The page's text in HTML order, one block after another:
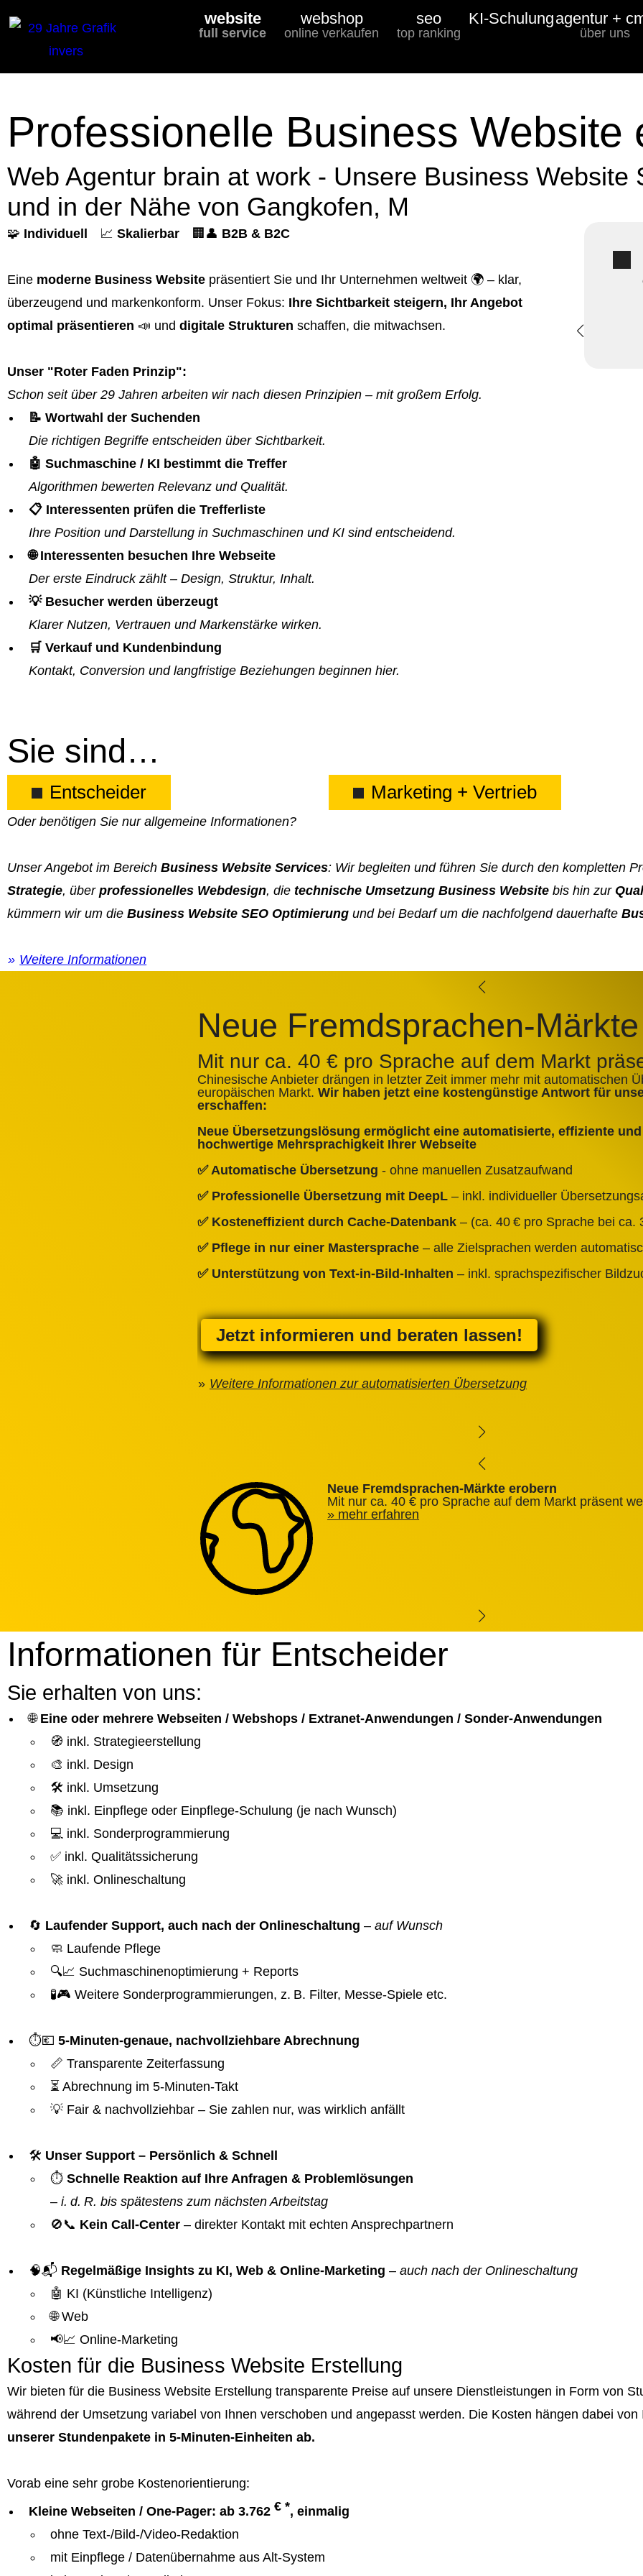
website
full service
webshop
online verkaufen
seo
top ranking
KI-Schulungagentur +
über uns
Professionelle Business Website
Web Agentur brain at work - Unsere Business Website
und in der Nähe von Gangkofen, M
🧩 Individuell 📈 Skalierbar 🏢👤 B2B & B2C
Eine moderne Business Website präsentiert Sie und Ihr Unternehmen weltweit 🌍 – klar,
überzeugend und markenkonform. Unser Fokus: Ihre Sichtbarkeit steigern, Ihr Angebot
optimal präsentieren 📣 und digitale Strukturen schaffen, die mitwachsen.
Unser "Roter Faden Prinzip":
Schon seit über 29 Jahren arbeiten wir nach diesen Prinzipien – mit großem Erfolg.
📝 Wortwahl der Suchenden
Die richtigen Begriffe entscheiden über Sichtbarkeit.
🤖 Suchmaschine / KI bestimmt die Treffer
Algorithmen bewerten Relevanz und Qualität.
📋 Interessenten prüfen die Trefferliste
Ihre Position und Darstellung in Suchmaschinen und KI sind entscheidend.
🌐 Interessenten besuchen Ihre Webseite
Der erste Eindruck zählt – Design, Struktur, Inhalt.
💡 Besucher werden überzeugt
Klarer Nutzen, Vertrauen und Markenstärke wirken.
🛒 Verkauf und Kundenbindung
Kontakt, Conversion und langfristige Beziehungen beginnen hier.
Sie sind…
Entscheider Marketing + Vertrieb
Oder benötigen Sie nur allgemeine Informationen?
Unser Angebot im Bereich Business Website Services: Wir begleiten und führen Sie durch den kompletten
Strategie, überprofessionelles Webdesign, die technische Umsetzung Business Website bis hin zur
kümmern wir um die Business Website SEO Optimierung und bei Bedarf um die nachfolgend dauerhafte
Weitere Informationen
Neue Fremdsprachen-
Mit nur ca. 40 € pro Sprache auf dem Markt
Chinesische Anbieter drängen in letzter Zeit immer mehr mit automatischen
europäischen Markt. Wir haben jetzt eine kostengünstige Antwort für
erschaffen:
Neue Übersetzungslösung ermöglicht eine automatisierte, effiziente
hochwertige Mehrsprachigkeit Ihrer Webseite
✅ Automatische Übersetzung - ohne manuellen Zusatzaufwand
✅ Professionelle Übersetzung mit DeepL– inkl. individueller
✅ Kosteneffizient durch Cache‑Datenbank– (ca. 40 € pro Sprache bei ca.
✅ Pflege in nur einer Mastersprache– alle Zielsprachen werden
✅ Unterstützung von Text‑in‑Bild‑Inhalten – inkl. sprachspezifischer
Jetzt informieren und beraten lassen!
Weitere Informationen zur automatisierten Übersetzung
Neue Fremdsprachen-Märkte erobern
Mit nur ca. 40 € pro Sprache auf dem Markt präsent
mehr erfahren
Informationen für Entscheider
Sie erhalten von uns:
🌐 Eine oder mehrere Webseiten / Webshops / Extranet-Anwendungen / Sonder-Anwendungen
🧭 inkl. Strategieerstellung
🎨 inkl. Design
🛠️ inkl. Umsetzung
📚 inkl. Einpflege oder Einpflege-Schulung (je nach Wunsch)
💻 inkl. Sonderprogrammierung
✅ inkl. Qualitätssicherung
🚀 inkl. Onlineschaltung
🔄 Laufender Support, auch nach der Onlineschaltung – auf Wunsch
🧼 Laufende Pflege
🔍📈 Suchmaschinenoptimierung + Reports
🧪🎮 Weitere Sonderprogrammierungen, z. B. Filter, Messe-Spiele etc.
⏱️💶 5-Minuten-genaue, nachvollziehbare Abrechnung
📏 Transparente Zeiterfassung
⏳ Abrechnung im 5-Minuten-Takt
💡 Fair & nachvollziehbar – Sie zahlen nur, was wirklich anfällt
🛠️ Unser Support – Persönlich & Schnell
⏱️ Schnelle Reaktion auf Ihre Anfragen & Problemlösungen
– i. d. R. bis spätestens zum nächsten Arbeitstag
🚫📞 Kein Call-Center – direkter Kontakt mit echten Ansprechpartnern
🧠📬 Regelmäßige Insights zu KI, Web & Online-Marketing – auch nach der Onlineschaltung
🤖 KI (Künstliche Intelligenz)
🌐 Web
📢📈 Online-Marketing
Kosten für die Business Website Erstellung
Wir bieten für die Business Website Erstellung transparente Preise auf unsere Dienstleistungen in Form von
während der Umsetzung variabel von Ihnen verschoben und angepasst werden. Die Kosten hängen dabei von
unserer Stundenpakete in 5-Minuten-Einheiten ab.
Vorab eine sehr grobe Kostenorientierung:
Kleine Webseiten / One-Pager: ab 3.762 € *, einmalig
ohne Text-/Bild-/Video-Redaktion
mit Einpflege / Datenübernahme aus Alt-System